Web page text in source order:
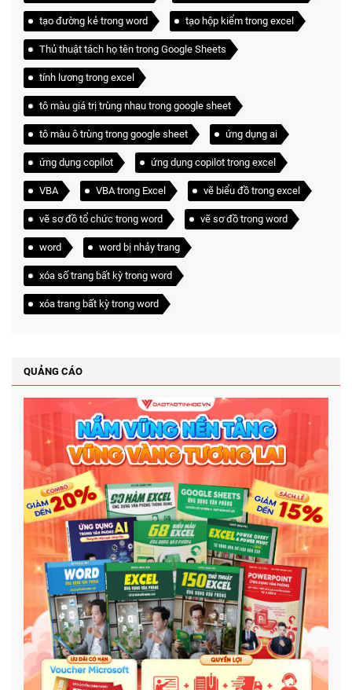
tạo đường kẻ trong word tạo hộp kiểm trong excel
Thủ thuật tách họ tên trong Google Sheets
tính lương trong excel
tô màu giá trị trùng nhau trong google sheet
tô màu ô trùng trong google sheet ứng dụng ai
ứng dụng copilot ứng dụng copilot trong excel
VBA VBA trong Excel vẽ biểu đồ trong excel
vẽ sơ đồ tổ chức trong word vẽ sơ đồ trong word
word word bị nhảy trang
xóa số trang bất kỳ trong word
xóa trang bất kỳ trong word
QUẢNG CÁO